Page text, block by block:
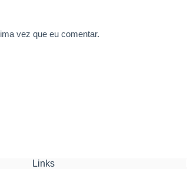
vez que eu comentar.
Links